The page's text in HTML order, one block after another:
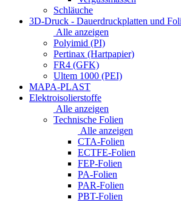
Schläuche
3D-Druck - Dauerdruckplatten und
Alle anzeigen
Polyimid (PI)
Pertinax (Hartpapier)
FR4 (GFK)
Ultem 1000 (PEI)
MAPA-PLAST
Elektroisolierstoffe
Alle anzeigen
Technische Folien
Alle anzeigen
CTA-Folien
ECTFE-Folien
FEP-Folien
PA-Folien
PAR-Folien
PBT-Folien